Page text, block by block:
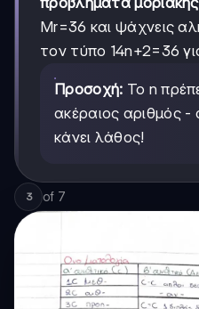
Mr=36 και ψάχνεις
τον τύπο 14n+2=36
Προσοχή: Το n
ακέραιος αριθμός -
κάνει λάθος!
3 of 7